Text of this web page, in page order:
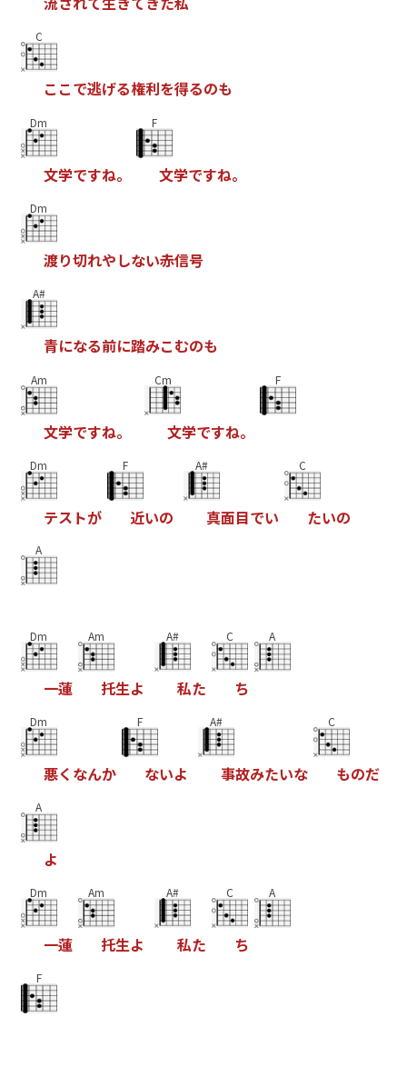
C
こ こで逃げる権利を得るのも
Dm
文学ですね。
F
文学ですね。
Dm
渡り切れやしない赤信号
A#
青になる前に踏みこむのも
Am
文学ですね。
Cm
文学ですね。
F
Dm
テス トが
F
近いの
A#
真面目でい
C
たいの
A
Dm
一蓮
Am
托生よ
A#
私た
C
ち
A
Dm
悪く なんか
F
ないよ
A#
事故みたいな
C
ものだ
A
よ
Dm
一蓮
Am
托生よ
A#
私た
C
ち
A
F